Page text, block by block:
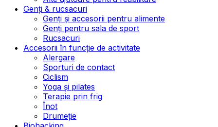
Genți & rucsacuri
Genți și accesorii pentru alimente
Genți pentru sala de sport
Rucsacuri
Accesorii în funcție de activitate
Alergare
Sporturi de contact
Ciclism
Yoga și pilates
Terapie prin frig
Înot
Drumeție